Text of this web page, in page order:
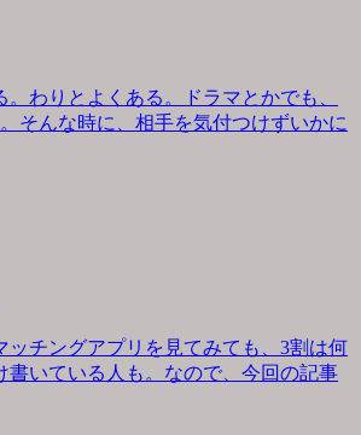
わりとよくある。ドラマとかでも、
そんな時に、相手を気付つけずいかに
チングアプリを見てみても、3割は何
いている人も。なので、今回の記事